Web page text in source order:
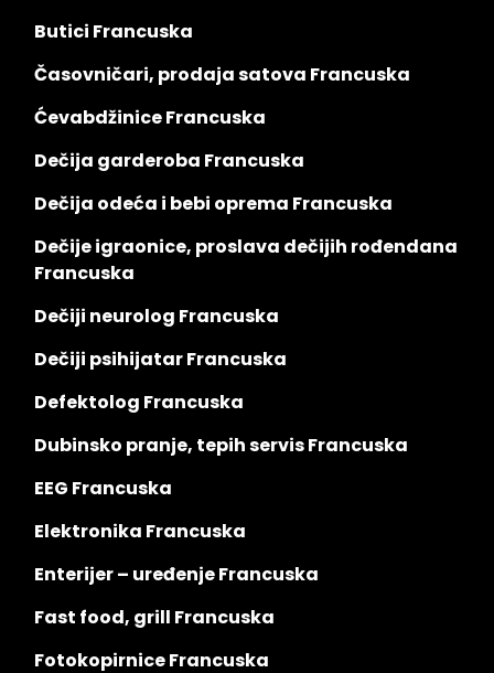
Butici Francuska
Časovničari, prodaja satova Francuska
Ćevabdžinice Francuska
Dečija garderoba Francuska
Dečija odeća i bebi oprema Francuska
Dečije igraonice, proslava dečijih rođendana
Francuska
Dečiji neurolog Francuska
Dečiji psihijatar Francuska
Defektolog Francuska
Dubinsko pranje, tepih servis Francuska
EEG Francuska
Elektronika Francuska
Enterijer – uređenje Francuska
Fast food, grill Francuska
Fotokopirnice Francuska